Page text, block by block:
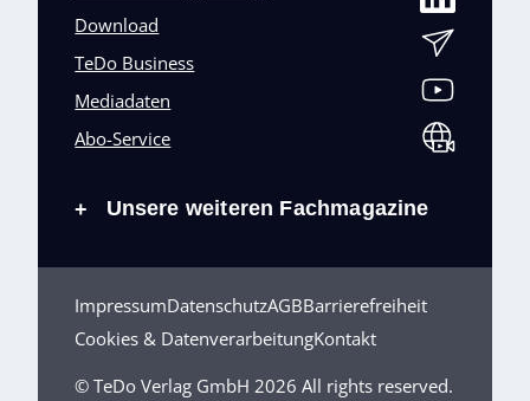
Download
TeDo Business
Mediadaten
Abo-Service
+ Unsere weiteren Fachmagazine
ImpressumDatenschutzAGBBarrierefreiheit
Cookies & DatenverarbeitungKontakt
© TeDo Verlag GmbH 2026 All rights reserved.